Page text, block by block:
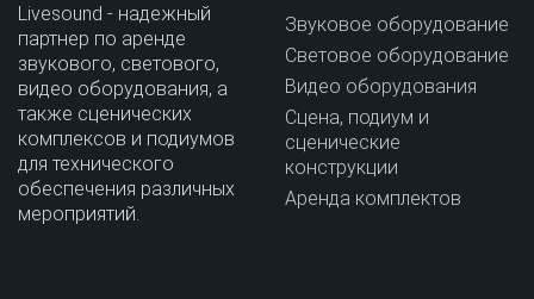
Livesound - надежный
партнер по аренде
звукового, светового,
видео оборудования, а
также сценических
комплексов и подиумов
для технического
обеспечения различных
мероприятий.
Звуковое оборудование
Световое оборудование
Видео оборудования
Сцена, подиум и
сценические
конструкции
Аренда комплектов